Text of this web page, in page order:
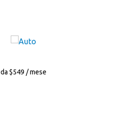
da $549 / mese